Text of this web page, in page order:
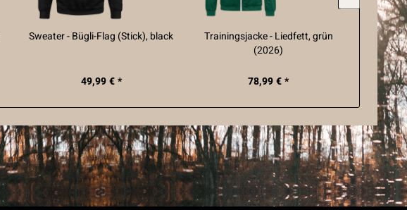
Sweater - Bügli-Flag (Stick), black
49,99 € *
Trainingsjacke - Liedfett, grün
(2026)
78,99 € *
Cap -